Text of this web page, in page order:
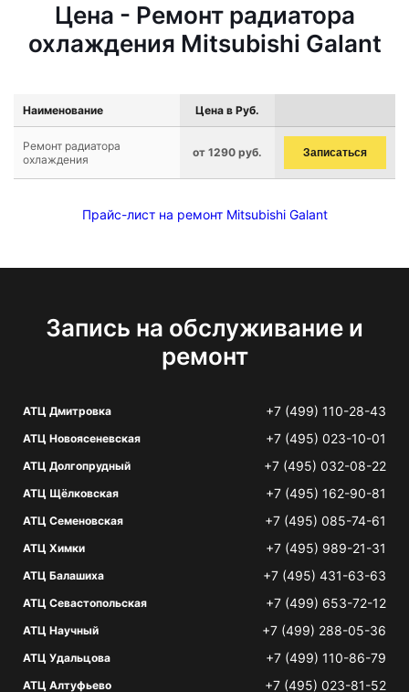
Цена - Ремонт радиатора
охлаждения Mitsubishi Galant
Наименование Цена в Руб.
Ремонт радиатора
охлаждения
от 1290 руб. Записаться
Прайс-лист на ремонт Mitsubishi Galant
Запись на обслуживание и
ремонт
АТЦ Дмитровка +7 (499) 110-28-43
АТЦ Новоясеневская +7 (495) 023-10-01
АТЦ Долгопрудный +7 (495) 032-08-22
АТЦ Щёлковская +7 (495) 162-90-81
АТЦ Семеновская +7 (495) 085-74-61
АТЦ Химки +7 (495) 989-21-31
АТЦ Балашиха +7 (495) 431-63-63
АТЦ Севастопольская +7 (499) 653-72-12
АТЦ Научный +7 (499) 288-05-36
АТЦ Удальцова +7 (499) 110-86-79
АТЦ Алтуфьево +7 (495) 023-81-52